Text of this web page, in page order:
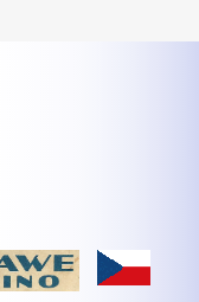
adipiscing
dolor.